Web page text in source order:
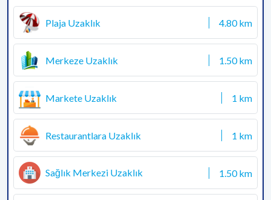
Plaja Uzaklık 4.80 km
Merkeze Uzaklık 1.50 km
Markete Uzaklık 1 km
Restaurantlara Uzaklık 1 km
Sağlık Merkezi Uzaklık 1.50 km